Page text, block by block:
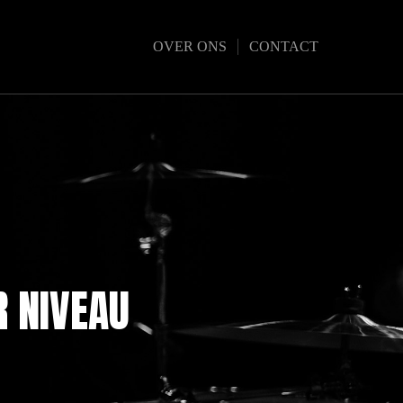
OVER ONS CONTACT
NIVEAU